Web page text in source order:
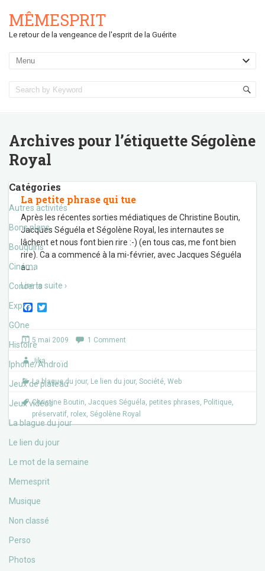
MÊMESPRIT
Le retour de la vengeance de l'esprit de la Guérite
Archives pour l’étiquette Ségolène
Royal
Catégories
Autres activités
Bons plans
Bouquins
Cinéma
Concerts
Expos
GOne
Histoire
Iphone/Androïd
Jeux de plateau
Jeux vidéos
La blague du jour
Le lien du jour
Le mot de la semaine
Memesprit
Musique
Non classé
Perso
Photos
La petite phrase qui tue
Après les récentes sorties médiatiques de Christine Boutin,
Jacques Séguéla et Ségolène Royal, les internautes se
lâchent et nous font bien rire :-) (en tous cas, me font bien
rire). Ca a commencé à la mi-février, avec Jacques Séguéla
au…
Lire la suite ›
F
e
b
o
t
t
r
5 mai 2009 1 Comment
Jika
La blague du jour, Le lien du jour, Société, Web
Christine Boutin, Jacques Séguéla, petites phrases, Politique,
préservatif, rolex, Ségolène Royal